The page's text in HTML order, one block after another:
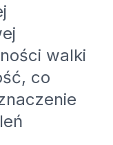
walki
co